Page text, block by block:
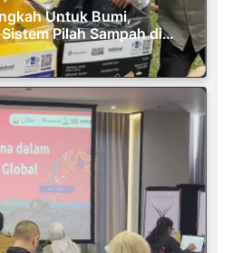
Untuk Bumi,
Pilah Sampah di